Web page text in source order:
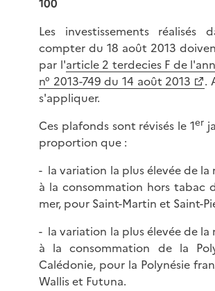
100
Les investissements réalisés
compter du 18 août 2013
par l'article 2 terdecies F de
n° 2013-749 du 14 août 2013
.
s'appliquer.
Ces plafonds sont révisés le 1er
proportion que :
- la variation la plus élevée de
à la consommation hors tabac
mer, pour Saint-Martin et Saint-
- la variation la plus élevée de
à la consommation de la
Calédonie, pour la Polynésie
Wallis et Futuna.